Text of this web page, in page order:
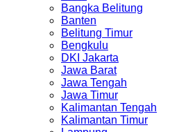
Bangka Belitung
Banten
Belitung Timur
Bengkulu
DKI Jakarta
Jawa Barat
Jawa Tengah
Jawa Timur
Kalimantan Tengah
Kalimantan Timur